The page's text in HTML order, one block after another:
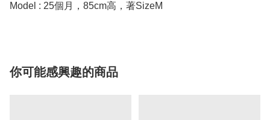
Model : 25個月，85cm高，著SizeM
你可能感興趣的商品